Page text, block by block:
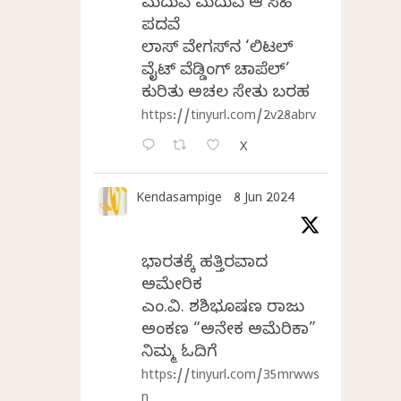
ಮದುವೆ ಮದುವೆ ಆ ಸಿಹಿ
ಪದವೆ
ಲಾಸ್‌ ವೇಗಸ್‌ನ ‘ಲಿಟಲ್
ವೈಟ್ ವೆಡ್ಡಿಂಗ್ ಚಾಪೆಲ್’
ಕುರಿತು ಅಚಲ ಸೇತು ಬರಹ
https://tinyurl.com/2v28abrv
X
Kendasampige 8 Jun 2024
ಭಾರತಕ್ಕೆ ಹತ್ತಿರವಾದ
ಅಮೇರಿಕ
ಎಂ.ವಿ. ಶಶಿಭೂಷಣ ರಾಜು
ಅಂಕಣ “ಅನೇಕ ಅಮೆರಿಕಾ”
ನಿಮ್ಮ ಓದಿಗೆ
https://tinyurl.com/35mrwws